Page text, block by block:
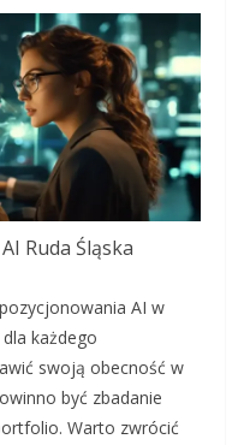
Ruda Śląska
AI w
każdego
swoją obecność w
być zbadanie
Warto zwrócić